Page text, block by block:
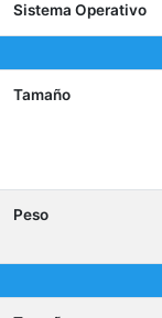
Sistema Operativo
Tamaño
Peso